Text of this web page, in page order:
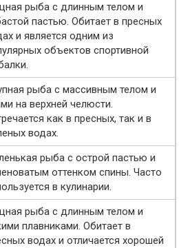
рыба с длинным телом и
пастью. Обитает в пресных
и является одним из
объектов спортивной
рыба с массивным телом и
на верхней челюсти.
как в пресных, так и в
водах.
рыба с острой пастью и
оттенком спины. Часто
в кулинарии.
рыба с длинным телом и
плавниками. Обитает в
водах и отличается хорошей